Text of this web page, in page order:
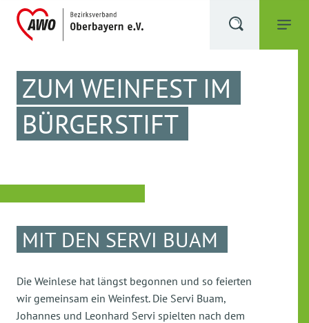
ZUM WEINFEST IM
BÜRGERSTIFT
MIT DEN SERVI BUAM
Die Weinlese hat längst begonnen und so feierten
wir gemeinsam ein Weinfest. Die Servi Buam,
Johannes und Leonhard Servi spielten nach dem